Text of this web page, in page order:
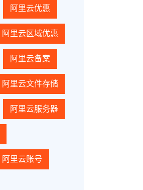
阿里云优惠
阿里云区域优惠
阿里云备案
阿里云文件存储
阿里云服务器
阿里云账号